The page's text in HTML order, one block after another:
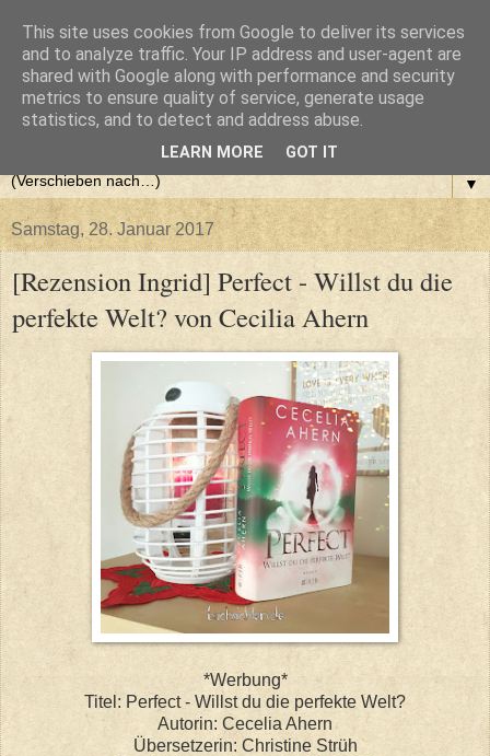
▼
Samstag, 28. Januar 2017
[Rezension Ingrid] Perfect - Willst du die
perfekte Welt? von Cecilia Ahern
*Werbung*
Titel: Perfect - Willst du die perfekte Welt?
Autorin: Cecelia Ahern
Übersetzerin: Christine Strüh
This site uses cookies from Google to deliver its services
and to analyze traffic. Your IP address and user-agent are
shared with Google along with performance and security
metrics to ensure quality of service, generate usage
statistics, and to detect and address abuse.
LEARN MORE GOT IT